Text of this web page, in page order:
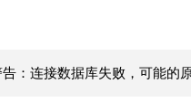
：连接数据库失败，可能的